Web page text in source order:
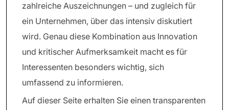
zahlreiche Auszeichnungen – und zugleich für
ein Unternehmen, über das intensiv diskutiert
wird. Genau diese Kombination aus Innovation
und kritischer Aufmerksamkeit macht es für
Interessenten besonders wichtig, sich
umfassend zu informieren.
Auf dieser Seite erhalten Sie einen transparenten